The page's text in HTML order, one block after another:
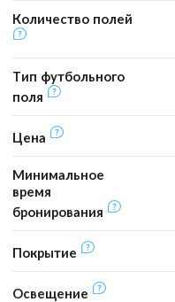
Количество полей
Тип футбольного
поля
Цена
Минимальное
время
бронирования
Покрытие
Освещение